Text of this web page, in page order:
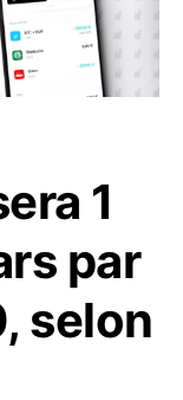
1
par
selon